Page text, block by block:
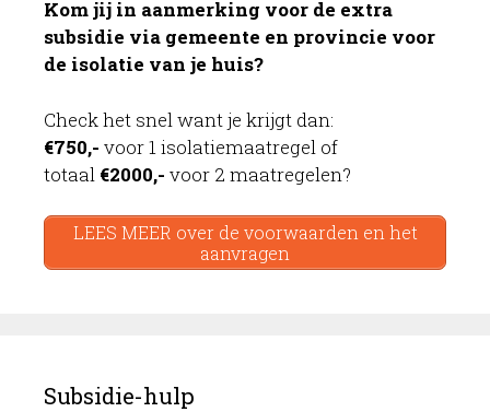
Kom jij in aanmerking voor de extra
subsidie via gemeente en provincie voor
de isolatie van je huis?
Check het snel want je krijgt dan:
€750,- voor 1 isolatiemaatregel of
totaal €2000,- voor 2 maatregelen?
LEES MEER over de voorwaarden en het
aanvragen
Subsidie-hulp